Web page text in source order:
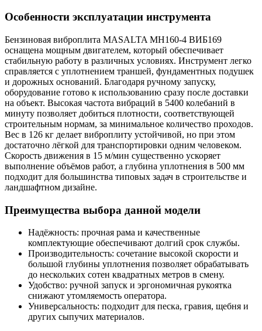
Особенности эксплуатации инструмента
Бензиновая виброплита MASALTA MH160-4 ВИБ169
оснащена мощным двигателем, который обеспечивает
стабильную работу в различных условиях. Инструмент легко
справляется с уплотнением траншей, фундаментных подушек
и дорожных оснований. Благодаря ручному запуску,
оборудование готово к использованию сразу после доставки
на объект. Высокая частота вибраций в 5400 колебаний в
минуту позволяет добиться плотности, соответствующей
строительным нормам, за минимальное количество проходов.
Вес в 126 кг делает виброплиту устойчивой, но при этом
достаточно лёгкой для транспортировки одним человеком.
Скорость движения в 15 м/мин существенно ускоряет
выполнение объёмов работ, а глубина уплотнения в 500 мм
подходит для большинства типовых задач в строительстве и
ландшафтном дизайне.
Преимущества выбора данной модели
Надёжность: прочная рама и качественные
комплектующие обеспечивают долгий срок службы.
Производительность: сочетание высокой скорости и
большой глубины уплотнения позволяет обрабатывать
до нескольких сотен квадратных метров в смену.
Удобство: ручной запуск и эргономичная рукоятка
снижают утомляемость оператора.
Универсальность: подходит для песка, гравия, щебня и
других сыпучих материалов.